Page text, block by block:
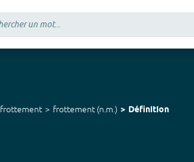
frottement frottement (n.m. ) Définition